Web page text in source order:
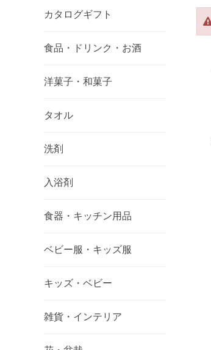
カタログギフト
食品・ドリンク・お酒
洋菓子・和菓子
タオル
洗剤
入浴剤
食器・キッチン用品
ベビー服・キッズ服
キッズ・ベビー
雑貨・インテリア